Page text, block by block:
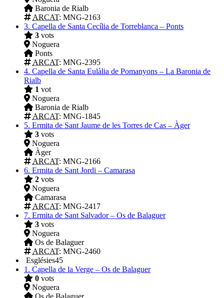
Baronia de Rialb
ARCAT: MNG-2163
3. Capella de Santa Cecília de Torreblanca – Ponts
3 vots
Noguera
Ponts
ARCAT: MNG-2395
4. Capella de Santa Eulàlia de Pomanyons – La Baronia de
Rialb
1 vot
Noguera
Baronia de Rialb
ARCAT: MNG-1845
5. Ermita de Sant Jaume de les Torres de Cas – Àger
3 vots
Noguera
Àger
ARCAT: MNG-2166
6. Ermita de Sant Jordi – Camarasa
2 vots
Noguera
Camarasa
ARCAT: MNG-2417
7. Ermita de Sant Salvador – Os de Balaguer
3 vots
Noguera
Os de Balaguer
ARCAT: MNG-2460
Esglésies45
1. Capella de la Verge – Os de Balaguer
0 vots
Noguera
Os de Balaguer